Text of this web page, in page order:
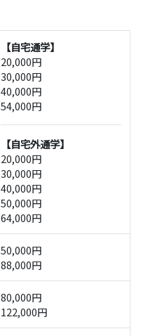
【自宅通学】
20,000円
30,000円
40,000円
54,000円
【自宅外通学】
20,000円
30,000円
40,000円
50,000円
64,000円
50,000円
88,000円
80,000円
122,000円